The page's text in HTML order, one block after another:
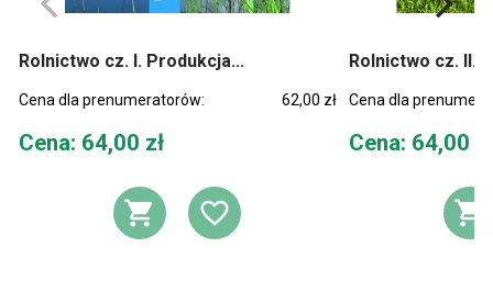
Rolnictwo cz. I. Produkcja...
Cena dla prenumeratorów: 62,00 zł
Cena
Cena: 64,00 zł
DODAJ DO KOSZYKA
DODAJ DO
Rolnictwo cz. II.
Cena dla
Cena
Cena: 64,00